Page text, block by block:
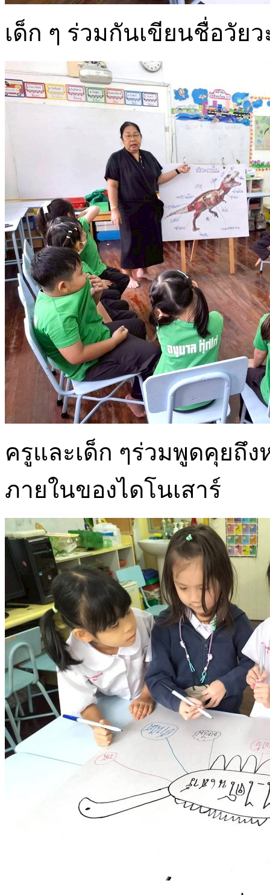
เด็ก ๆ ร่วมกันเขียนชื่อวัย
ครูและเด็ก ๆร่วมพูดคุยถึ
ภายในของไดโนเสาร์